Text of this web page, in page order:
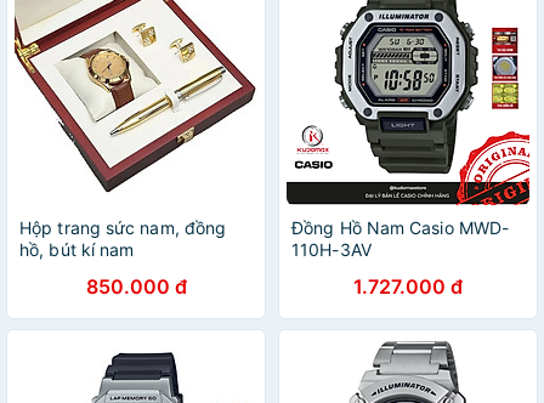
Hộp trang sức nam, đồng
hồ, bút kí nam
850.000 đ
Đồng Hồ Nam Casio MWD-
110H-3AV
1.727.000 đ